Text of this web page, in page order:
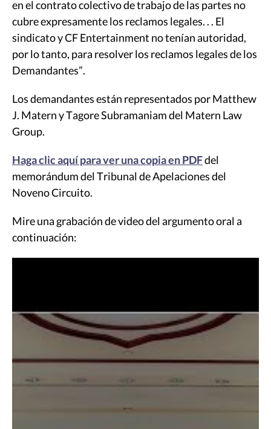
en el contrato colectivo de trabajo de las partes no
cubre expresamente los reclamos legales. . . El
sindicato y CF Entertainment no tenían autoridad,
por lo tanto, para resolver los reclamos legales de los
Demandantes”.
Los demandantes están representados por Matthew
J. Matern y Tagore Subramaniam del Matern Law
Group.
Haga clic aquí para ver una copia en PDFdel
memorándum del Tribunal de Apelaciones del
Noveno Circuito.
Mire una grabación de video del argumento oral a
continuación: